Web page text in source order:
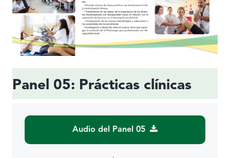
Panel 05: Prácticas clínicas
Audio del Panel 05